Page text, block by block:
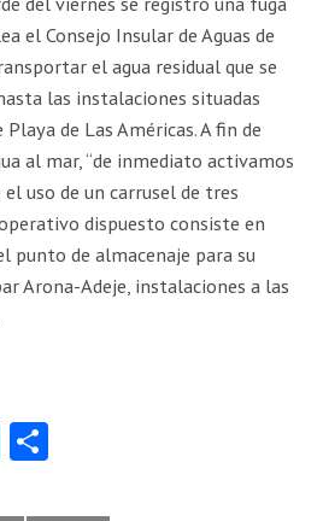
el Consejo Insular de Aguas de
el agua residual que se
las instalaciones situadas
de Las Américas. A fin de
al mar, “de inmediato activamos
uso de un carrusel de tres
dispuesto consiste en
punto de almacenaje para su
Arona-Adeje, instalaciones a las
Li